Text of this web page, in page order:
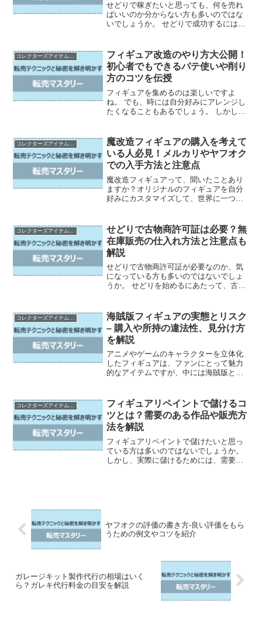
せどりで稼ぎたいと思っても、何を売れ
ばいいのか分からない方も多いのではな
いでしょうか。 せどりで成功するには、
品の特徴を知ることが大切です。 この記
事では、せどり初心者の...
コレクターズアイテムの売買とカスタマイズ
フィギュア改造のやり方大公開！
初心者でもできるパテ使いや削り
方のコツを伝授
フィギュアを集めるのは楽しいですよ
ね。 でも、時には自分好みにアレンジし
たくなることもあるでしょう。 しかし、
ょうか。 この記事では、フィギュア改造
初心者の方向けに、必...
魔改造フィギュアの購入を考えて
いる人必見！メルカリやヤフオク
での入手方法と注意点
魔改造フィギュアって、聞いたことあり
ますか？オリジナルのフィギュアを自分
好みにカスタマイズして、世界に一つだ
の間で人気が高まっているんですが、入
手するのはちょっと大変...
せどりで古物商許可証は必要？無
在庫販売の仕入れ方法と注意点も
解説
せどりで古物商許可証が必要なのか、気
になっている方も多いのではないでしょ
うか。 せどりを始めるにあたって、古物
が必要になるケースがあるのです。 しか
し、古物商許可証の...
コレクターズアイテムの売買とカスタマイズ
海賊版フィギュアの実態とリスク
– 購入や所持の違法性、見分け方
を解説
アニメやゲームのキャラクターを立体化
したフィギュアは、ファンにとって魅力
的なアイテムですが、中には海賊版と呼
で手に入りやすいものの、質の低さや違
法性など、さまざまな問...
フィギュアリペイントで儲けるコ
ツとは？需要のある作品や販売方
法を解説
フィギュアリペイントで儲けたいと思っ
ている方は多いのではないでしょうか。
しかし、実際に儲けるためには、需要の
ヤフオクの評価の書き方-良い評価をもら
うための例文やコツを紹介
ガレージキット製作代行の相場はいく
ら？ガレキ代行料金の目安を解説